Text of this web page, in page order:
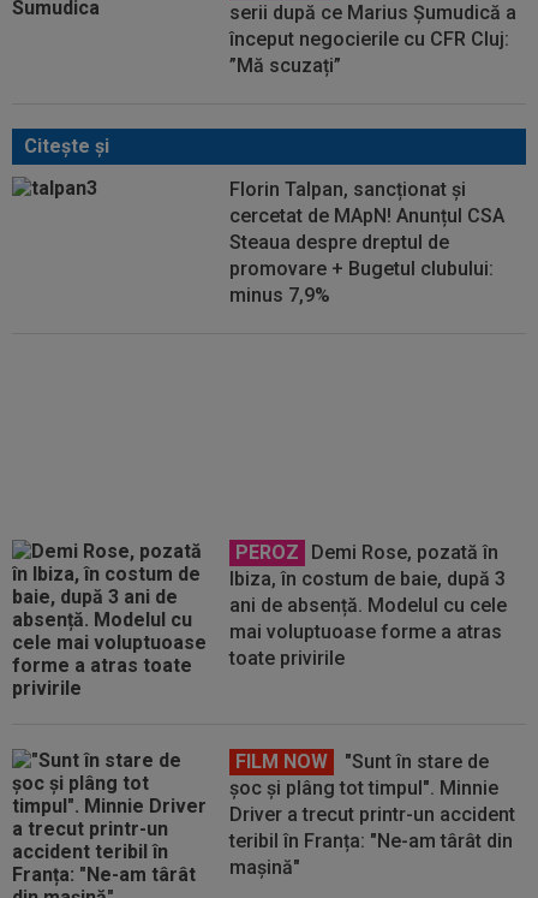
serii după ce Marius Șumudică a
început negocierile cu CFR Cluj:
”Mă scuzați”
Citeşte şi
Florin Talpan, sancționat și
cercetat de MApN! Anunțul CSA
Steaua despre dreptul de
promovare + Bugetul clubului:
minus 7,9%
PEROZ
Demi Rose, pozată în
Ibiza, în costum de baie, după 3
ani de absență. Modelul cu cele
mai voluptuoase forme a atras
toate privirile
FILM NOW
"Sunt în stare de
șoc și plâng tot timpul". Minnie
Driver a trecut printr-un accident
teribil în Franța: "Ne-am târât din
mașină"